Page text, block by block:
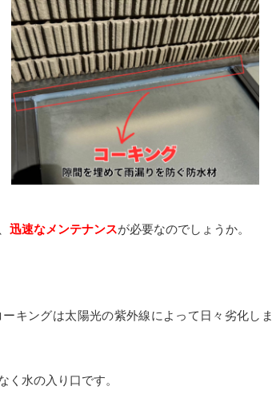
迅速なメンテナンスが必要なのでしょうか。
キングは太陽光の紫外線によって日々劣化しま
水の入り口です。